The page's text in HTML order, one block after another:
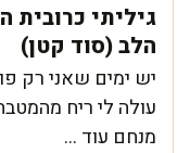
גיליתי
הלב (סוד קטן)
יש ימים שאני רק
עולה לי ריח
מנחם עוד ...